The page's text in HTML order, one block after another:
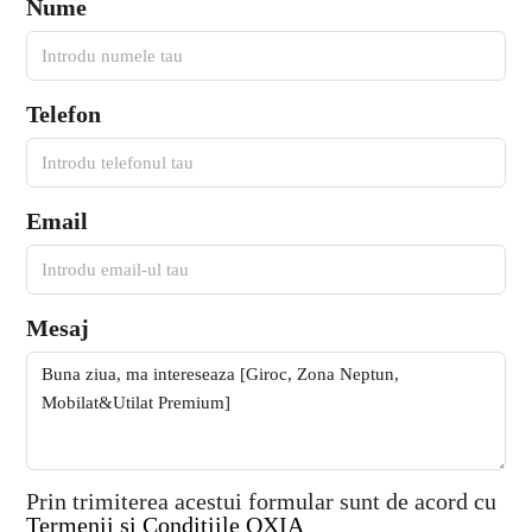
Nume
Telefon
Email
Mesaj
Prin trimiterea acestui formular sunt de acord cu
Termenii si Conditiile OXIA